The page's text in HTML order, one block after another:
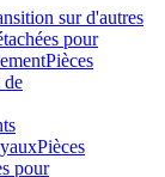
sur d'autres
pour
Pièces
de
Pièces
pour